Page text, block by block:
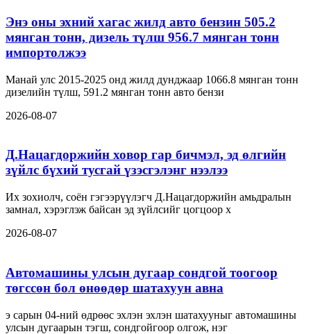
Энэ оны эхний хагас жилд авто бензин 505.2
мянган тонн, дизель түлш 956.7 мянган тонн
импортолжээ
Манай улс 2015-2025 онд жилд дунджаар 1066.8 мянган тонн
дизелийн түлш, 591.2 мянган тонн авто бензи
2026-08-07
Д.Нацагдоржийн ховор гар бичмэл, эд өлгийн
зүйлс бүхий тусгай үзэсгэлэнг нээлээ
Их зохиолч, соён гэгээрүүлэгч Д.Нацагдоржийн амьдралын
замнал, хэрэглэж байсан эд зүйлсийг цогцоор х
2026-08-07
Автомашины улсын дугаар сондгой тоогоор
төгссөн бол өнөөдөр шатахуун авна
э сарын 04-ний өдрөөс эхлэн эхлэн шатахууныг автомашины
улсын дугаарын тэгш, сондгойгоор олгож, нэг